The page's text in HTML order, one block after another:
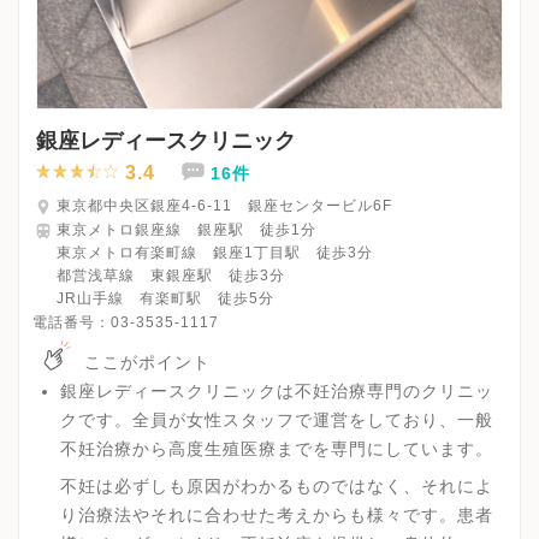
銀座レディースクリニック
3.4 16件
東京都中央区銀座4-6-11 銀座センタービル6F
東京メトロ銀座線 銀座駅 徒歩1分
東京メトロ有楽町線 銀座1丁目駅 徒歩3分
都営浅草線 東銀座駅 徒歩3分
JR山手線 有楽町駅 徒歩5分
電話番号： 03-3535-1117
ここがポイント
銀座レディースクリニックは不妊治療専門のクリニッ
クです。全員が女性スタッフで運営をしており、一般
不妊治療から高度生殖医療までを専門にしています。
不妊は必ずしも原因がわかるものではなく、それによ
り治療法やそれに合わせた考えからも様々です。患者